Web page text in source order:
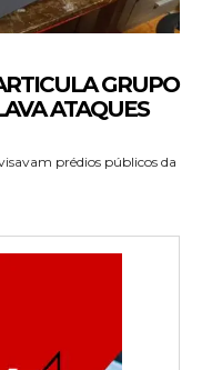
GRUPO
ATAQUES
prédios públicos da